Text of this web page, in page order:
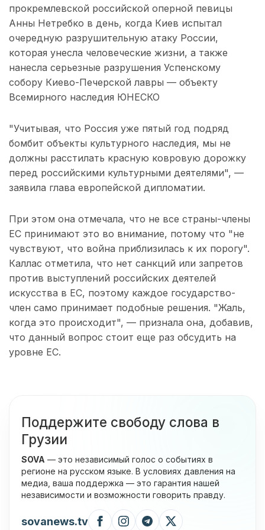
прокремлевской российской оперной певицы
Анны Нетребко в день, когда Киев испытал
очередную разрушительную атаку России,
которая унесла человеческие жизни, а также
нанесла серьезные разрушения Успенскому
собору Киево-Печерской лавры — объекту
Всемирного наследия ЮНЕСКО
"Учитывая, что Россия уже пятый год подряд
бомбит объекты культурного наследия, мы не
должны расстилать красную ковровую дорожку
перед российскими культурными деятелями", —
заявила глава европейской дипломатии.
При этом она отмечала, что не все страны-члены
ЕС принимают это во внимание, потому что "не
чувствуют, что война приблизилась к их порогу".
Каллас отметила, что нет санкций или запретов
против выступлений российских деятелей
искусства в ЕС, поэтому каждое государство-
член само принимает подобные решения. "Жаль,
когда это происходит", — признала она, добавив,
что данный вопрос стоит еще раз обсудить на
уровне ЕС.
Поддержите свободу слова в
Грузии
SOVA — это независимый голос о событиях в
регионе на русском языке. В условиях давления на
медиа, ваша поддержка — это гарантия нашей
независимости и возможности говорить правду.
sovanews.tv